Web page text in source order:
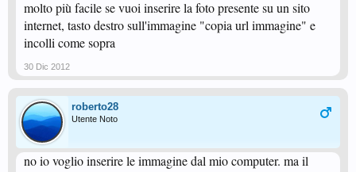
molto più facile se vuoi inserire la foto presente su un sito
internet, tasto destro sull'immagine "copia url immagine" e
incolli come sopra
30 Dic 2012
roberto28
Utente Noto
no io voglio inserire le immagine dal mio computer. ma il